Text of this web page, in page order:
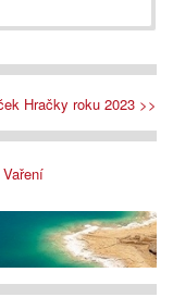
Hračky roku 2023 >>
Vaření